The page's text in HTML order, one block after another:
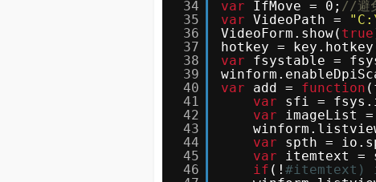
34
35
36
37
38
39
40
41
42
43
44
45
46
var IfMove = 0; //避
var VideoPath =
VideoForm.show( true
hotkey =
var
fsystable =
var
add = function
var
sfi =
var
imageList
var
spth =
var
itemtext =
if (! #itemtext)